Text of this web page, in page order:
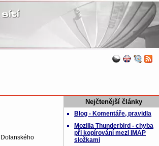
Nejčtenější články
Blog - Komentáře, pravidla
Mozilla Thunderbird - chyba
při kopírování mezi IMAP
složkami